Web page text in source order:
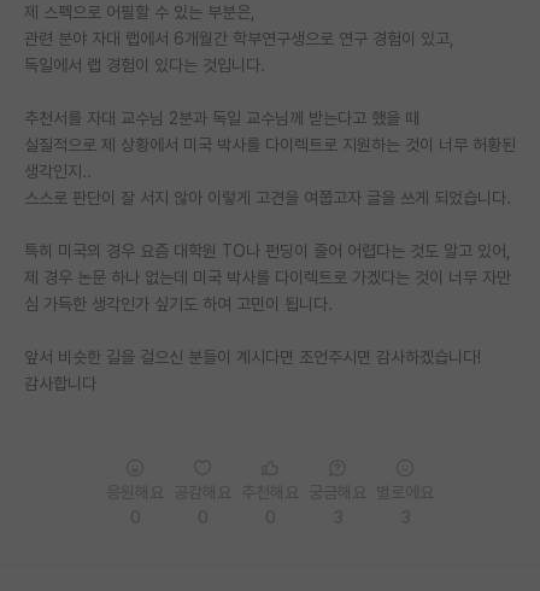
석박사 채용 정보 게시판
임용 정보 게시판
학부 인턴 게시판
취업 게시판
PI 전용 게시판
인문사회 계열 게시판
특수/전문대학원 게시판
제 스펙으로 어필할 수 있는 부분은,
관련 분야 자대 랩에서 6개월간 학부연구생으로 연구 경험이 있고,
독일에서 랩 경험이 있다는 것입니다.
추천서를 자대 교수님 2분과 독일 교수님께 받는다고 했을 때
실질적으로 제 상황에서 미국 박사를 다이렉트로 지원하는 것이 너무 허황된
생각인지..
스스로 판단이 잘 서지 않아 이렇게 고견을 여쭙고자 글을 쓰게 되었습니다.
특히 미국의 경우 요즘 대학원 TO나 펀딩이 줄어 어렵다는 것도 알고 있어,
제 경우 논문 하나 없는데 미국 박사를 다이렉트로 가겠다는 것이 너무 자만
심 가득한 생각인가 싶기도 하여 고민이 됩니다.
앞서 비슷한 길을 걸으신 분들이 계시다면 조언주시면 감사하겠습니다!
감사합니다